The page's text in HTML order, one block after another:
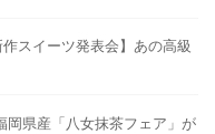
スイーツ発表会】あの高級
岡県産「八女抹茶フェア」が